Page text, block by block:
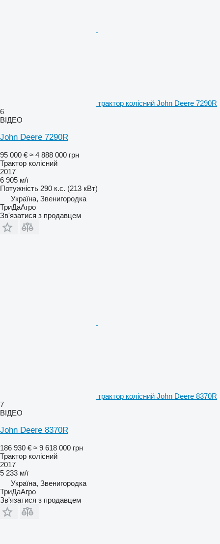
трактор колісний John Deere 7290R
6
ВІДЕО
John Deere 7290R
95 000 € ≈ 4 888 000 грн
Трактор колісний
2017
6 905 м/г
Потужність 290 к.с. (213 кВт)
Україна, Звенигородка
ТриДаАгро
Зв'язатися з продавцем
трактор колісний John Deere 8370R
7
ВІДЕО
John Deere 8370R
186 930 € ≈ 9 618 000 грн
Трактор колісний
2017
5 233 м/г
Україна, Звенигородка
ТриДаАгро
Зв'язатися з продавцем